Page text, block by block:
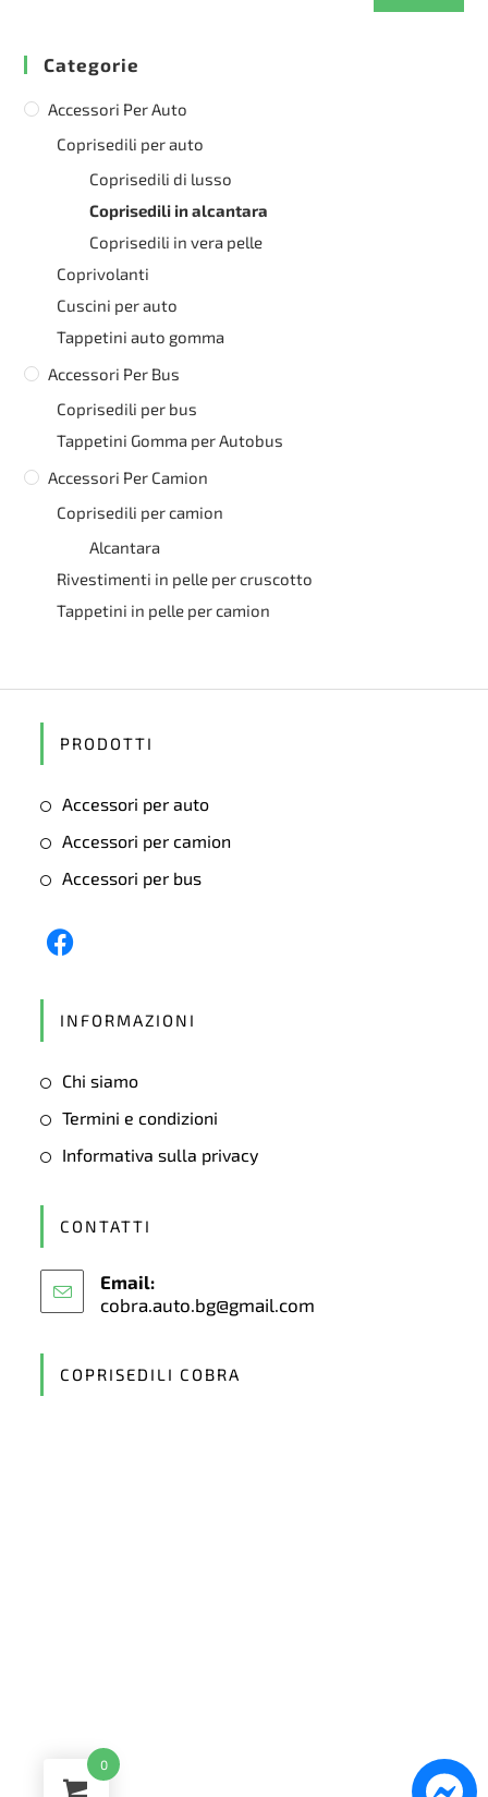
Categorie
Accessori Per Auto
Coprisedili per auto
Coprisedili di lusso
Coprisedili in alcantara
Coprisedili in vera pelle
Coprivolanti
Cuscini per auto
Tappetini auto gomma
Accessori Per Bus
Coprisedili per bus
Tappetini Gomma per Autobus
Accessori Per Camion
Coprisedili per camion
Alcantara
Rivestimenti in pelle per cruscotto
Tappetini in pelle per camion
PRODOTTI
Accessori per auto
Accessori per camion
Accessori per bus
tab
INFORMAZIONI
Chi siamo
Termini e condizioni
Informativa sulla privacy
CONTATTI
Email:
cobra.auto.bg@gmail.com
COPRISEDILI COBRA
0